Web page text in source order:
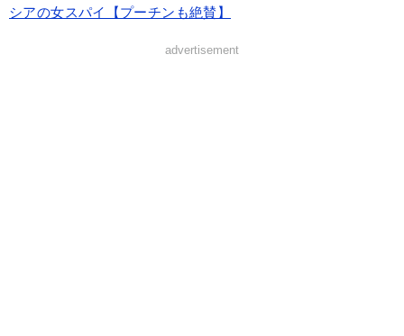
シアの女スパイ【プーチンも絶賛】
advertisement